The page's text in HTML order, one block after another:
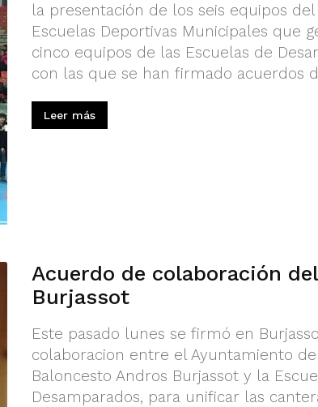
la presentación de los seis equipos
Escuelas Deportivas Municipales que
cinco equipos de las Escuelas de
con las que se han firmado acuerdos
Leer más
Acuerdo de colaboración
Burjassot
Este pasado lunes se firmó en
colaboracion entre el Ayuntamiento
Baloncesto Andros Burjassot y la
Desamparados, para unificar las